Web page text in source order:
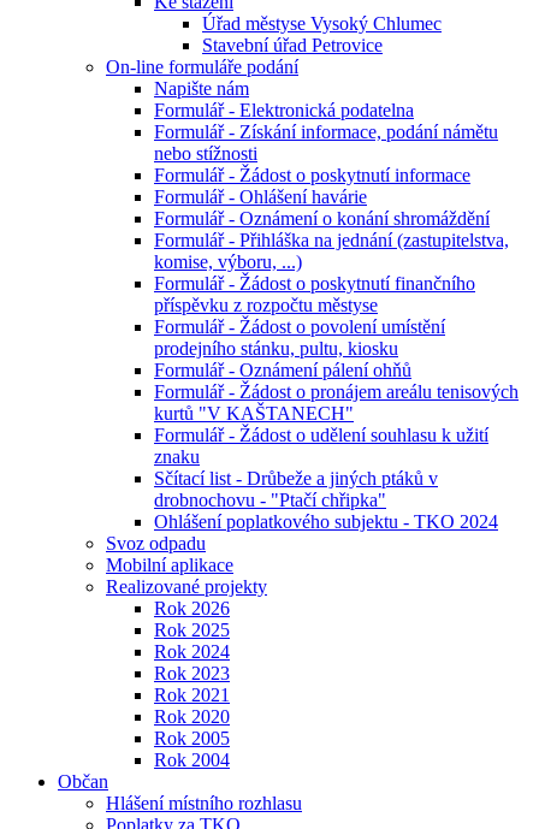
Úřad městyse Vysoký Chlumec
Stavební úřad Petrovice
On-line formuláře podání
Napište nám
Formulář - Elektronická podatelna
Formulář - Získání informace, podání námětu
nebo stížnosti
Formulář - Žádost o poskytnutí informace
Formulář - Ohlášení havárie
Formulář - Oznámení o konání shromáždění
Formulář - Přihláška na jednání (zastupitelstva,
komise, výboru, ...)
Formulář - Žádost o poskytnutí finančního
příspěvku z rozpočtu městyse
Formulář - Žádost o povolení umístění
prodejního stánku, pultu, kiosku
Formulář - Oznámení pálení ohňů
Formulář - Žádost o pronájem areálu tenisových
kurtů "V KAŠTANECH"
Formulář - Žádost o udělení souhlasu k užití
znaku
Sčítací list - Drůbeže a jiných ptáků v
drobnochovu - "Ptačí chřipka"
Ohlášení poplatkového subjektu - TKO 2024
Svoz odpadu
Mobilní aplikace
Realizované projekty
Rok 2026
Rok 2025
Rok 2024
Rok 2023
Rok 2021
Rok 2020
Rok 2005
Rok 2004
Občan
Hlášení místního rozhlasu
Poplatky za TKO